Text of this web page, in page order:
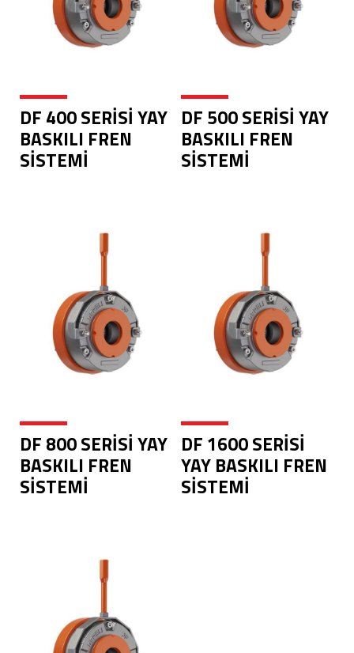
DF 400 SERİSİ YAY
BASKILI FREN
SİSTEMİ
DF 500 SERİSİ YAY
BASKILI FREN
SİSTEMİ
DF 800 SERİSİ YAY
BASKILI FREN
SİSTEMİ
DF 1600 SERİSİ
YAY BASKILI FREN
SİSTEMİ